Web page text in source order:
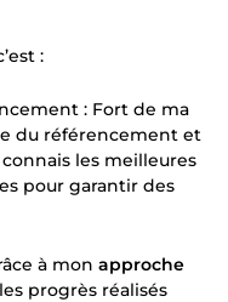
:
: Fort de ma
du référencement et
les meilleures
pour garantir des
à mon approche
progrès réalisés